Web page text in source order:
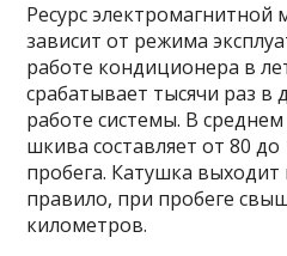
Ресурс
зависит от режима
работе кондиционера в
срабатывает тысячи раз
работе системы. В
шкива составляет от 80
пробега. Катушка
правило, при пробеге
километров.